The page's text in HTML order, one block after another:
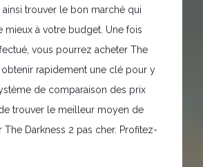
trouver le bon marché qui
mieux à votre budget. Une fois
vous pourrez acheter The
obtenir rapidement une clé pour y
de comparaison des prix
trouver le meilleur moyen de
Darkness 2 pas cher. Profitez-